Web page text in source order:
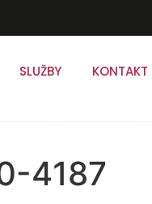
SLUŽBY KONTAKT
4187